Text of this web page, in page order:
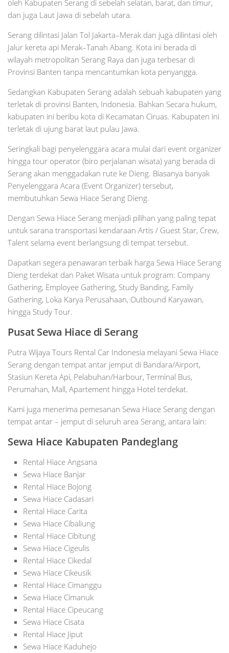
oleh Kabupaten Serang di sebelah selatan, barat, dan timur,
dan juga Laut Jawa di sebelah utara.
Serang dilintasi Jalan Tol Jakarta–Merak dan juga dilintasi oleh
Jalur kereta api Merak–Tanah Abang. Kota ini berada di
wilayah metropolitan Serang Raya dan juga terbesar di
Provinsi Banten tanpa mencantumkan kota penyangga.
Sedangkan Kabupaten Serang adalah sebuah kabupaten yang
terletak di provinsi Banten, Indonesia. Bahkan Secara hukum,
kabupaten ini beribu kota di Kecamatan Ciruas. Kabupaten ini
terletak di ujung barat laut pulau Jawa.
Seringkali bagi penyelenggara acara mulai dari event organizer
hingga tour operator (biro perjalanan wisata) yang berada di
Serang akan menggadakan rute ke Dieng. Biasanya banyak
Penyelenggara Acara (Event Organizer) tersebut,
membutuhkan Sewa Hiace Serang Dieng.
Dengan Sewa Hiace Serang menjadi pilihan yang paling tepat
untuk sarana transportasi kendaraan Artis / Guest Star, Crew,
Talent selama event berlangsung di tempat tersebut.
Dapatkan segera penawaran terbaik harga Sewa Hiace Serang
Dieng terdekat dan Paket Wisata untuk program: Company
Gathering, Employee Gathering, Study Banding, Family
Gathering, Loka Karya Perusahaan, Outbound Karyawan,
hingga Study Tour.
Pusat Sewa Hiace di Serang
Putra Wijaya Tours Rental Car Indonesia melayani Sewa Hiace
Serang dengan tempat antar jemput di Bandara/Airport,
Stasiun Kereta Api, Pelabuhan/Harbour, Terminal Bus,
Perumahan, Mall, Apartement hingga Hotel terdekat.
Kami juga menerima pemesanan Sewa Hiace Serang dengan
tempat antar – jemput di seluruh area Serang, antara lain:
Sewa Hiace Kabupaten Pandeglang
Rental Hiace Angsana
Sewa Hiace Banjar
Rental Hiace Bojong
Sewa Hiace Cadasari
Rental Hiace Carita
Sewa Hiace Cibaliung
Rental Hiace Cibitung
Sewa Hiace Cigeulis
Rental Hiace Cikedal
Sewa Hiace Cikeusik
Rental Hiace Cimanggu
Sewa Hiace Cimanuk
Rental Hiace Cipeucang
Sewa Hiace Cisata
Rental Hiace Jiput
Sewa Hiace Kaduhejo